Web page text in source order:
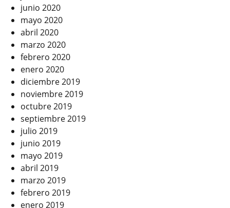
junio 2020
mayo 2020
abril 2020
marzo 2020
febrero 2020
enero 2020
diciembre 2019
noviembre 2019
octubre 2019
septiembre 2019
julio 2019
junio 2019
mayo 2019
abril 2019
marzo 2019
febrero 2019
enero 2019